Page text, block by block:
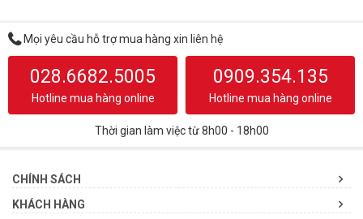
Mọi yêu cầu hỗ trợ mua hàng xin liên hệ
028.6682.5005
Hotline mua hàng online
0909.354.135
Hotline mua hàng online
Thời gian làm việc từ 8h00 - 18h00
CHÍNH SÁCH
KHÁCH HÀNG